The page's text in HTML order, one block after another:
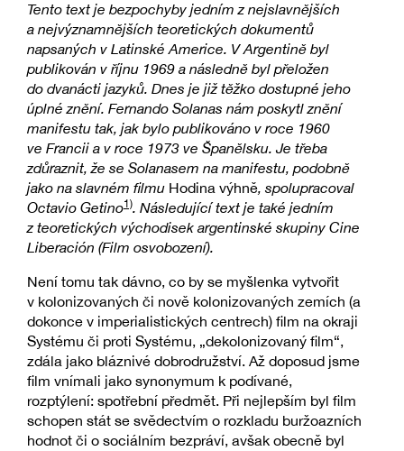
Tento text je bezpochyby jedním z nejslavnějších
a nejvýznamnějších teoretických dokumentů
napsaných v Latinské Americe. V Argentině byl
publikován v říjnu 1969 a následně byl přeložen
do dvanácti jazyků. Dnes je již těžko dostupné jeho
úplné znění. Fernando Solanas nám poskytl znění
manifestu tak, jak bylo publikováno v roce 1960
ve Francii a v roce 1973 ve Španělsku. Je třeba
zdůraznit, že se Solanasem na manifestu, podobně
jako na slavném filmu Hodina výhně, spolupracoval
Octavio Getino1). Následující text je také jedním
z teoretických východisek argentinské skupiny Cine
Liberación (Film osvobození).
Není tomu tak dávno, co by se myšlenka vytvořit
v kolonizovaných či nově kolonizovaných zemích (a
dokonce v imperialistických centrech) film na okraji
Systému či proti Systému, „dekolonizovaný film“,
zdála jako bláznivé dobrodružství. Až doposud jsme
film vnímali jako synonymum k podívané,
rozptýlení: spotřební předmět. Při nejlepším byl film
schopen stát se svědectvím o rozkladu buržoazních
hodnot či o sociálním bezpráví, avšak obecně byl